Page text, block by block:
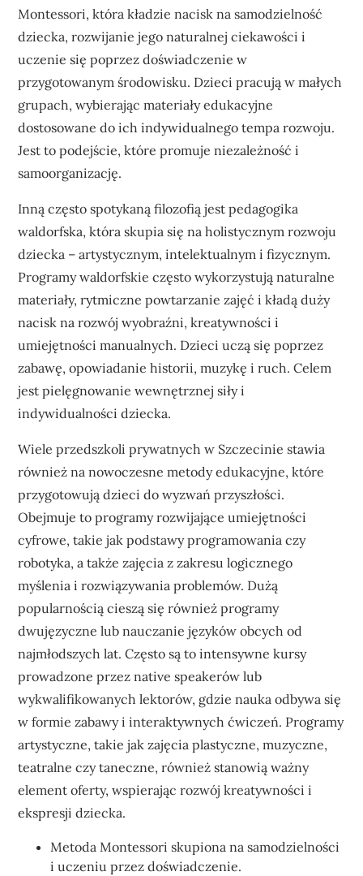
Montessori, która kładzie nacisk na samodzielność
dziecka, rozwijanie jego naturalnej ciekawości i
uczenie się poprzez doświadczenie w
przygotowanym środowisku. Dzieci pracują w małych
grupach, wybierając materiały edukacyjne
dostosowane do ich indywidualnego tempa rozwoju.
Jest to podejście, które promuje niezależność i
samoorganizację.
Inną często spotykaną filozofią jest pedagogika
waldorfska, która skupia się na holistycznym rozwoju
dziecka – artystycznym, intelektualnym i fizycznym.
Programy waldorfskie często wykorzystują naturalne
materiały, rytmiczne powtarzanie zajęć i kładą duży
nacisk na rozwój wyobraźni, kreatywności i
umiejętności manualnych. Dzieci uczą się poprzez
zabawę, opowiadanie historii, muzykę i ruch. Celem
jest pielęgnowanie wewnętrznej siły i
indywidualności dziecka.
Wiele przedszkoli prywatnych w Szczecinie stawia
również na nowoczesne metody edukacyjne, które
przygotowują dzieci do wyzwań przyszłości.
Obejmuje to programy rozwijające umiejętności
cyfrowe, takie jak podstawy programowania czy
robotyka, a także zajęcia z zakresu logicznego
myślenia i rozwiązywania problemów. Dużą
popularnością cieszą się również programy
dwujęzyczne lub nauczanie języków obcych od
najmłodszych lat. Często są to intensywne kursy
prowadzone przez native speakerów lub
wykwalifikowanych lektorów, gdzie nauka odbywa się
w formie zabawy i interaktywnych ćwiczeń. Programy
artystyczne, takie jak zajęcia plastyczne, muzyczne,
teatralne czy taneczne, również stanowią ważny
element oferty, wspierając rozwój kreatywności i
ekspresji dziecka.
Metoda Montessori skupiona na samodzielności
i uczeniu przez doświadczenie.